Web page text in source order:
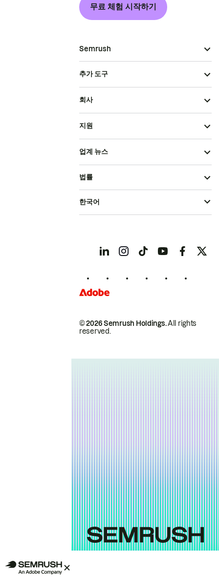
무료 체험 시작하기
Semrush
추가 도구
회사
지원
업계 뉴스
© 2026 Semrush Holdings.All rights
reserved.
법률
한국어